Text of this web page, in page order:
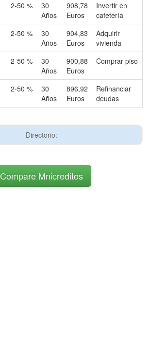
2-50 %
30
Años
908,78
Euros
Invertir en
cafetería
2-50 %
30
Años
904,83
Euros
Adquirir
vivienda
2-50 %
30
Años
900,88
Euros
Comprar piso
2-50 %
30
Años
896,92
Euros
Refinanciar
deudas
Directorio:
Compare Mnicreditos